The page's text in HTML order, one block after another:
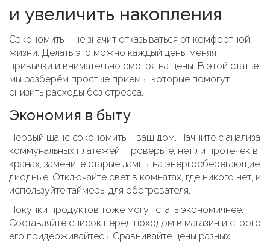
и увеличить накопления
Сэкономить – не значит отказываться от комфортной
жизни. Делать это можно каждый день, меняя
привычки и внимательно смотря на цены. В этой статье
мы разберём простые приемы, которые помогут
снизить расходы без стресса.
Экономия в быту
Первый шанс сэкономить – ваш дом. Начните с анализа
коммунальных платежей. Проверьте, нет ли протечек в
кранах, замените старые лампы на энергосберегающие
диодные. Отключайте свет в комнатах, где никого нет, и
используйте таймеры для обогревателя.
Покупки продуктов тоже могут стать экономичнее.
Составляйте список перед походом в магазин и строго
его придерживайтесь. Сравнивайте цены разных